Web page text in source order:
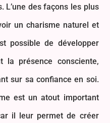
L’une des façons les plus
un charisme naturel et
possible de développer
la présence consciente,
sur sa confiance en soi.
est un atout important
il leur permet de créer